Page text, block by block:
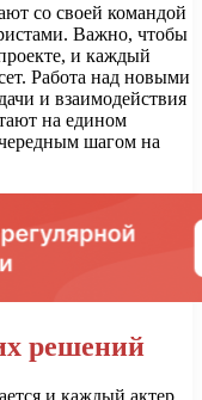
со своей командой
Важно, чтобы
и каждый
Работа над новыми
и взаимодействия
на едином
шагом на
решений